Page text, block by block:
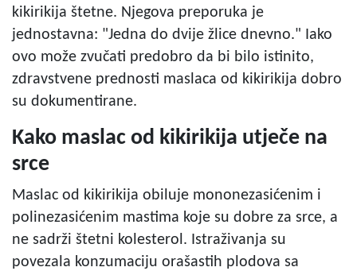
kikirikija štetne. Njegova preporuka je
jednostavna: "Jedna do dvije žlice dnevno." Iako
ovo može zvučati predobro da bi bilo istinito,
zdravstvene prednosti maslaca od kikirikija dobro
su dokumentirane.
Kako maslac od kikirikija utječe na
srce
Maslac od kikirikija obiluje mononezasićenim i
polinezasićenim mastima koje su dobre za srce, a
ne sadrži štetni kolesterol. Istraživanja su
povezala konzumaciju orašastih plodova sa